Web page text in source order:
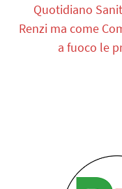
Quotidiano
Renzi ma come
a fuoco le